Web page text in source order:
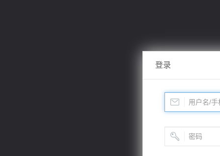
登录